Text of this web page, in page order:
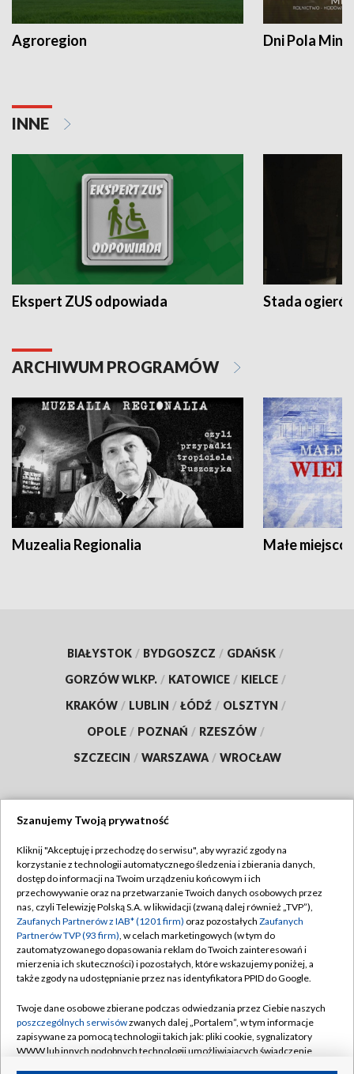
Agroregion Dni Pola
INNE
Ekspert ZUS odpowiada Stada
ARCHIWUM PROGRAMÓW
Muzealia Regionalia Małe
BIAŁYSTOK / BYDGOSZCZ / GDAŃSK /
GORZÓW WLKP. / KATOWICE / KIELCE /
KRAKÓW / LUBLIN / ŁÓDŹ / OLSZTYN /
OPOLE / POZNAŃ / RZESZÓW /
SZCZECIN / WARSZAWA / WROCŁAW
TVP
Abonament TVP
Emisja w TVP
Centrum informacji TVP
Naziemna Telewizja Cyfrowa
Rada Programowa
System NOS
Informacje o nadawcy
Regulamin TVP
Polityka prywatności
Moje zgody
Pomoc
Kontakt
Szanujemy Twoją prywatność
Kliknij "Akceptuję i przechodzę do serwisu", aby wyrazić zgody na
korzystanie z technologii automatycznego śledzenia i zbierania danych,
dostęp do informacji na Twoim urządzeniu końcowym i ich
przechowywanie oraz na przetwarzanie Twoich danych osobowych przez
nas, czyli Telewizję Polską S.A. w likwidacji (zwaną dalej również „TVP”),
Zaufanych Partnerów z IAB* (1201 firm) oraz pozostałych Zaufanych
Partnerów TVP (93 firm), w celach marketingowych (w tym do
zautomatyzowanego dopasowania reklam do Twoich zainteresowań i
mierzenia ich skuteczności) i pozostałych, które wskazujemy poniżej, a
także zgody na udostępnianie przez nas identyfikatora PPID do Google.
Twoje dane osobowe zbierane podczas odwiedzania przez Ciebie naszych
poszczególnych serwisówzwanych dalej „Portalem”, w tym informacje
zapisywane za pomocą technologii takich jak: pliki cookie, sygnalizatory
WWW lub innych podobnych technologii umożliwiających świadczenie